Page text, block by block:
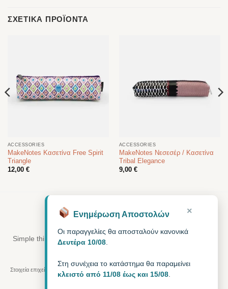
ΣΧΕΤΙΚΆ ΠΡΟΪΌΝΤΑ
ACCESSORIES
MakeNotes Κασετίνα Free Spirit
Triangle
12,00 €
ACCESSORIES
MakeNotes Νεσεσέρ / Κασετίνα
Tribal Elegance
9,00 €
BAGGY
Simple things. Calm moments. Better days. A relaxed, cool way
Στοιχεία επιχείρησης:
×
Ενημέρωση Αποστολών
Οι παραγγελίες θα αποσταλούν κανονικά
Δευτέρα 10/08
Στη συνέχεια το κατάστημα θα παραμείνει
κλειστό από 11/08 έως και 15/08